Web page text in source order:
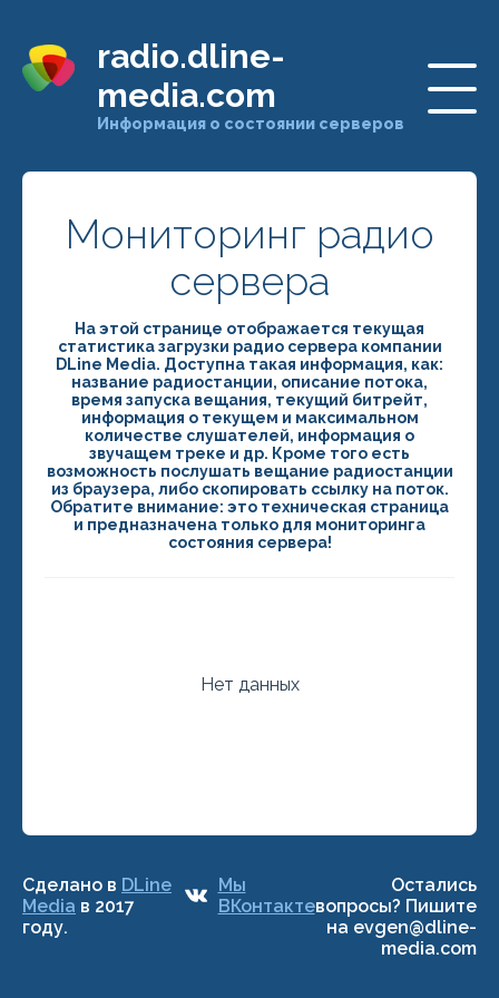
radio.dline-
media.com
Информация о состоянии серверов
Мониторинг радио
сервера
На этой странице отображается текущая
статистика загрузки радио сервера компании
DLine Media. Доступна такая информация, как:
название радиостанции, описание потока,
время запуска вещания, текущий битрейт,
информация о текущем и максимальном
количестве слушателей, информация о
звучащем треке и др. Кроме того есть
возможность послушать вещание радиостанции
из браузера, либо скопировать ссылку на поток.
Обратите внимание: это техническая страница
и предназначена только для мониторинга
состояния сервера!
Нет данных
Сделано в DLine
Media в 2017
году.
Мы
ВКонтакте
Остались
вопросы? Пишите
на evgen@dline-
media.com